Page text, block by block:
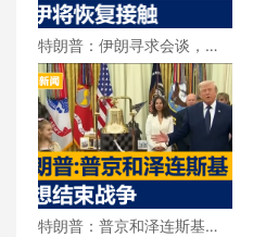
特朗普：伊朗寻求会谈，美
伊将恢复接触
特朗普：普京和泽连斯基都